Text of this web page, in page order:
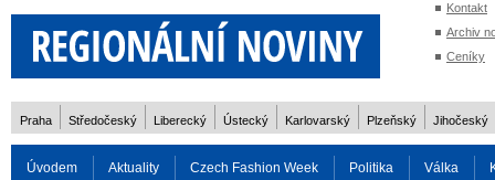
Kontakt
Archiv
Ceníky
Praha Středočeský Liberecký Ústecký Karlovarský Plzeňský Jihočeský
Úvodem Aktuality Czech Fashion Week Politika Válka